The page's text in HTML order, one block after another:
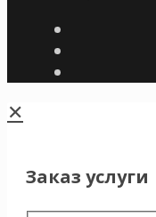
✕
Заказ услуги